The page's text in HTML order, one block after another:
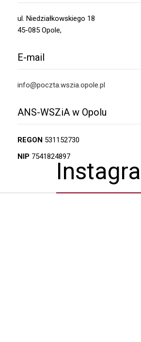
ul. Niedziałkowskiego 18
45-085 Opole,
E-mail
info@poczta.wszia.opole.pl
ANS-WSZiA w Opolu
REGON 531152730
NIP 7541824897